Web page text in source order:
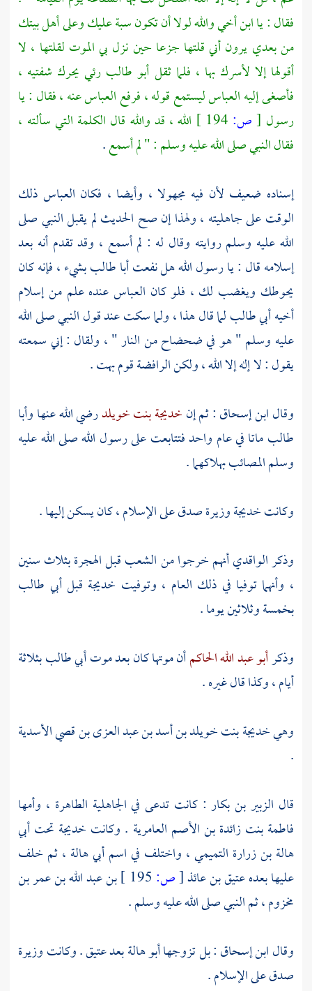
فقال : يا ابن أخي والله لولا أن تكون سبة عليك وعلى أهل بيتك
من بعدي يرون أني قلتها جزعا حين نزل بي الموت لقلتها ، لا
أقولها إلا لأسرك بها ، فلما ثقل أبو طالب رئي يحرك شفتيه ،
فأصغى إليهالعباسليستمع قوله ، فرفعالعباسعنه ، فقال : يا
رسول [ص:
الله ، قد والله قال الكلمة التي سألته ،
فقال النبي صلى الله عليه وسلم : " لم أسمع.
إسناده ضعيف لأن فيه مجهولا ، وأيضا ، فكان العباس ذلك
الوقت على جاهليته ، ولهذا إن صح الحديث لم يقبل النبي صلى
الله عليه وسلم روايته وقال له : لم أسمع ، وقد تقدم أنه بعد
إسلامه قال : يا رسول الله هل نفعتأبا طالببشيء ، فإنه كان
يحوطك ويغضب لك ، فلو كان العباسعنده علم من إسلام
أخيهأبي طالبلما قال هذا ، ولما سكت عند قول النبي صلى الله
عليه وسلم " هو في ضحضاح من النار " ، ولقال : إني سمعته
يقول : لا إله إلا الله ، ولكنالرافضةقوم بهت .
وقالابن إسحاق: ثم إنخديجة بنت خويلدرضي الله عنهاوأبا
طالبماتا في عام واحد فتتابعت على رسول الله صلى الله عليه
وسلم المصائب بهلاكهما .
وكانتخديجةوزيرة صدق على الإسلام ، كان يسكن إليها .
وذكرالواقديأنهم خرجوا من الشعب قبل الهجرة بثلاث سنين
، وأنهما توفيا في ذلك العام ، وتوفيت خديجة قبلأبي طالب
بخمسة وثلاثين يوما .
وذكرأبو عبد الله الحاكمأن موتها كان بعد موتأبي طالببثلاثة
أيام ، وكذا قال غيره .
وهيخديجة بنت خويلد بن أسد بن عبد العزى بن قصي الأسدية
.
قال الزبير بن بكار : كانت تدعى في الجاهلية الطاهرة ، وأمها
فاطمة بنت زائدة بن الأصم العامرية . وكانت خديجة تحتأبي
هالة بن زرارة التميمي ، واختلف في اسمأبي هالة ،ثم خلف
عليها بعدهعتيق بن عائذ[ص:
بن عبد الله بن عمر بن
مخزوم ،ثم النبي صلى الله عليه وسلم .
وقالابن إسحاق: بل تزوجهاأبو هالةبعدعتيق. وكانت وزيرة
صدق على الإسلام .